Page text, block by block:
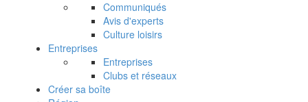
Communiqués
Avis d'experts
Culture loisirs
Entreprises
Entreprises
Clubs et réseaux
Créer sa boîte